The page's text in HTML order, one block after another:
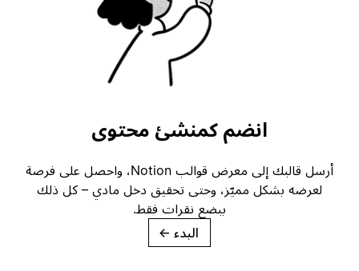
انضم كمنشئ محتوى
أرسل قالبك إلى معرض قوالب Notion، واحصل على فرصة
لعرضه بشكل مميّز، وحتى تحقيق دخل مادي – كل ذلك
ببضع نقرات فقط.
→